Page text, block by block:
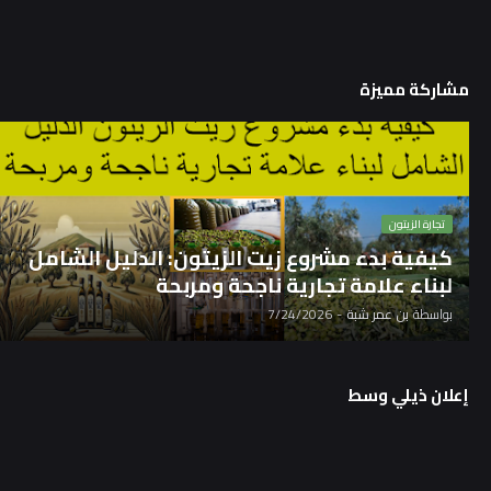
مشاركة مميزة
تجارة الزيتون
كيفية بدء مشروع زيت الزيتون: الدليل الشامل
لبناء علامة تجارية ناجحة ومربحة
بواسطةبن عمر شبة-
7/24/2026
إعلان ذيلي وسط